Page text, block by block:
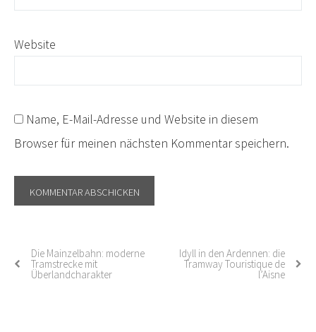
Website
Name, E-Mail-Adresse und Website in diesem
Browser für meinen nächsten Kommentar speichern.
Post
Die Mainzelbahn: moderne
Tramstrecke mit
Überlandcharakter
Idyll in den Ardennen: die
Tramway Touristique de
l’Aisne